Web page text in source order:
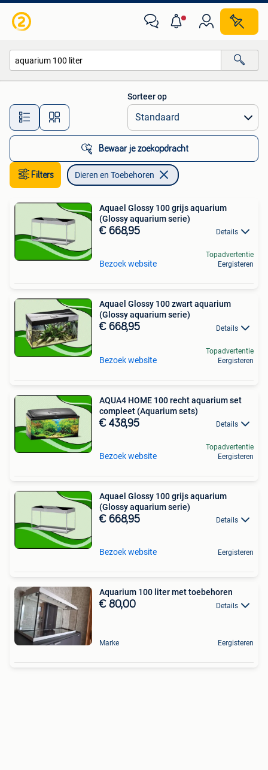
Alle afstanden…
Sorteer op
Bewaar je zoekopdracht
Filters Dieren en Toebehoren
Aquael Glossy 100 grijs aquarium
(Glossy aquarium serie)
€ 668,95 Details
Bezoek website
Topadvertentie
Eergisteren
Aquael Glossy 100 zwart aquarium
(Glossy aquarium serie)
€ 668,95 Details
Bezoek website
Topadvertentie
Eergisteren
AQUA4 HOME 100 recht aquarium set
compleet (Aquarium sets)
€ 438,95 Details
Bezoek website
Topadvertentie
Eergisteren
Aquael Glossy 100 grijs aquarium
(Glossy aquarium serie)
€ 668,95 Details
Bezoek website Eergisteren
Aquarium 100 liter met toebehoren
€ 80,00 Details
Marke Eergisteren